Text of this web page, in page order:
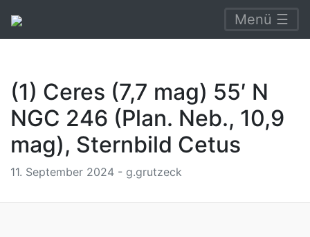
Menü ☰
(1) Ceres (7,7 mag) 55′ N
NGC 246 (Plan. Neb., 10,9
mag), Sternbild Cetus
11. September 2024 - g.grutzeck